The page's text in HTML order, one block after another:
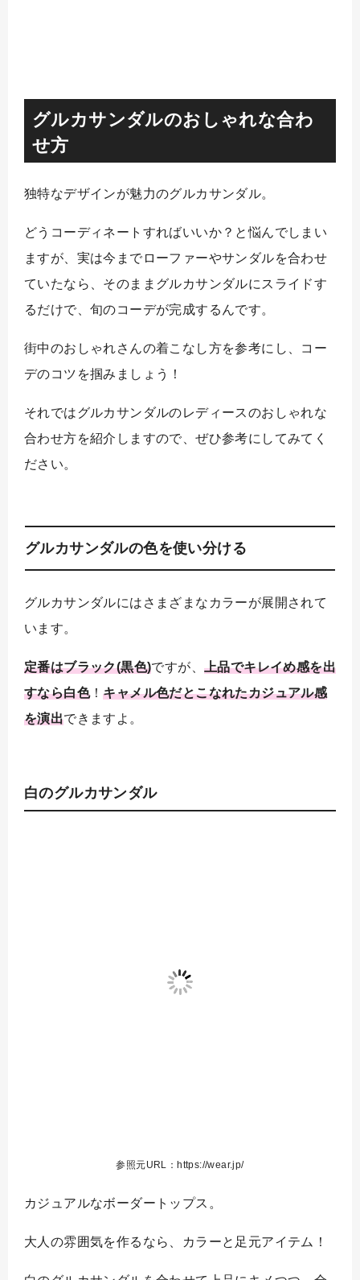
グルカサンダルのおしゃれな合わ
せ方
独特なデザインが魅力のグルカサンダル。
どうコーディネートすればいいか？と悩んでしまい
ますが、実は今までローファーやサンダルを合わせ
ていたなら、そのままグルカサンダルにスライドす
るだけで、旬のコーデが完成するんです。
街中のおしゃれさんの着こなし方を参考にし、コー
デのコツを掴みましょう！
それではグルカサンダルのレディースのおしゃれな
合わせ方を紹介しますので、ぜひ参考にしてみてく
ださい。
グルカサンダルの色を使い分ける
グルカサンダルにはさまざまなカラーが展開されて
います。
定番はブラック(黒色)ですが、上品でキレイめ感を出
すなら白色！キャメル色だとこなれたカジュアル感
を演出できますよ。
白のグルカサンダル
参照元URL：https://wear.jp/
カジュアルなボーダートップス。
大人の雰囲気を作るなら、カラーと足元アイテム！